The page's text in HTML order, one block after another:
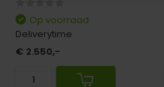
Op voorraad
Deliverytime
€ 2.550,-